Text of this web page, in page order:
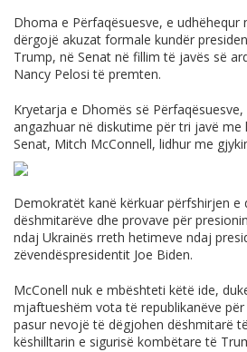
Dhoma e Përfaqësuesve, e
dërgojë akuzat formale kundër
Trump, në Senat në fillim të javës së
Nancy Pelosi të premten.
Kryetarja e Dhomës së Përfaqësuesve,
angazhuar në diskutime për tri javë me
Senat, Mitch McConnell, lidhur me
Demokratët kanë kërkuar përfshirjen e
dëshmitarëve dhe provave për
ndaj Ukrainës rreth hetimeve ndaj
zëvendëspresidentit Joe Biden.
McConell nuk e mbështeti këtë ide,
mjaftueshëm vota të republikanëve
pasur nevojë të dëgjohen dëshmitarë
këshilltarin e sigurisë kombëtare të